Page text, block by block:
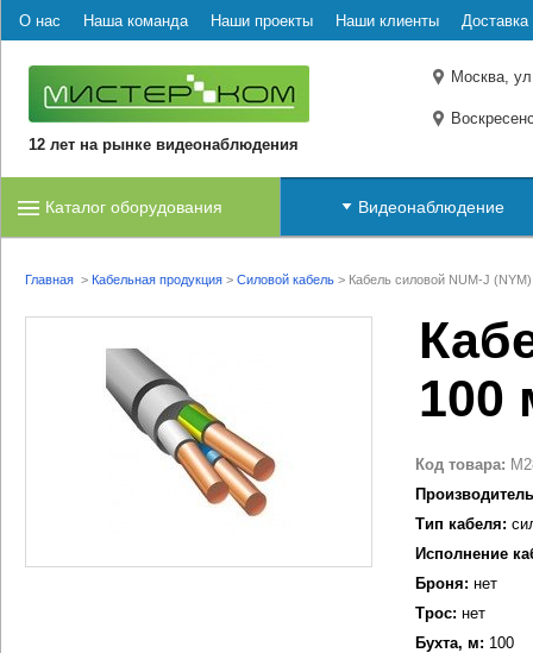
О нас Наша команда Наши проекты Наши клиенты Доставка
12 лет на рынке видеонаблюдения
Москва,
Каталог оборудования Видеонаблюдение
Главная > Кабельная продукция > Силовой кабель > Кабель силовой NUM-J
100
Код товара:
Тип кабеля:
Исполнение
Броня: нет
Трос: нет
Бухта, м: 100